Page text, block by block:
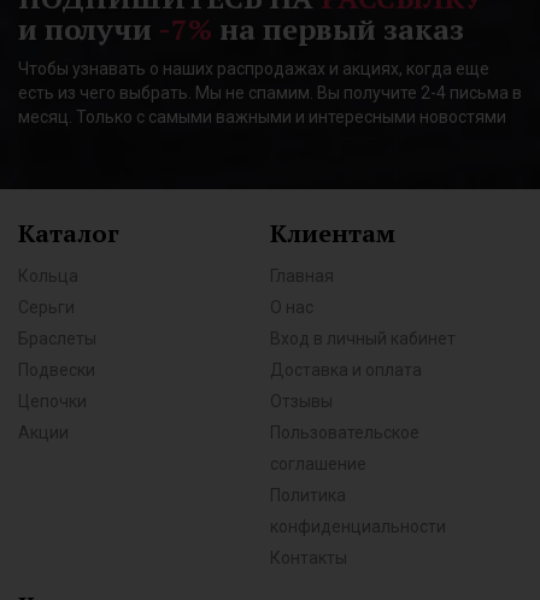
и получи -7% на первый заказ
Чтобы узнавать о наших распродажах и акциях, когда еще
есть из чего выбрать. Мы не спамим. Вы получите 2-4 письма в
месяц. Только с самыми важными и интересными новостями
Каталог
Кольца
Серьги
Браслеты
Подвески
Цепочки
Акции
Клиентам
Главная
О нас
Вход в личный кабинет
Доставка и оплата
Отзывы
Пользовательское
соглашение
Политика
конфиденциальности
Контакты